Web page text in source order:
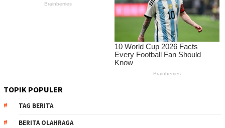
TOPIK POPULER
TAG BERITA
BERITA OLAHRAGA